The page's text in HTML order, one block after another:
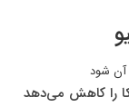
آن شود
را کاهش می‌دهد